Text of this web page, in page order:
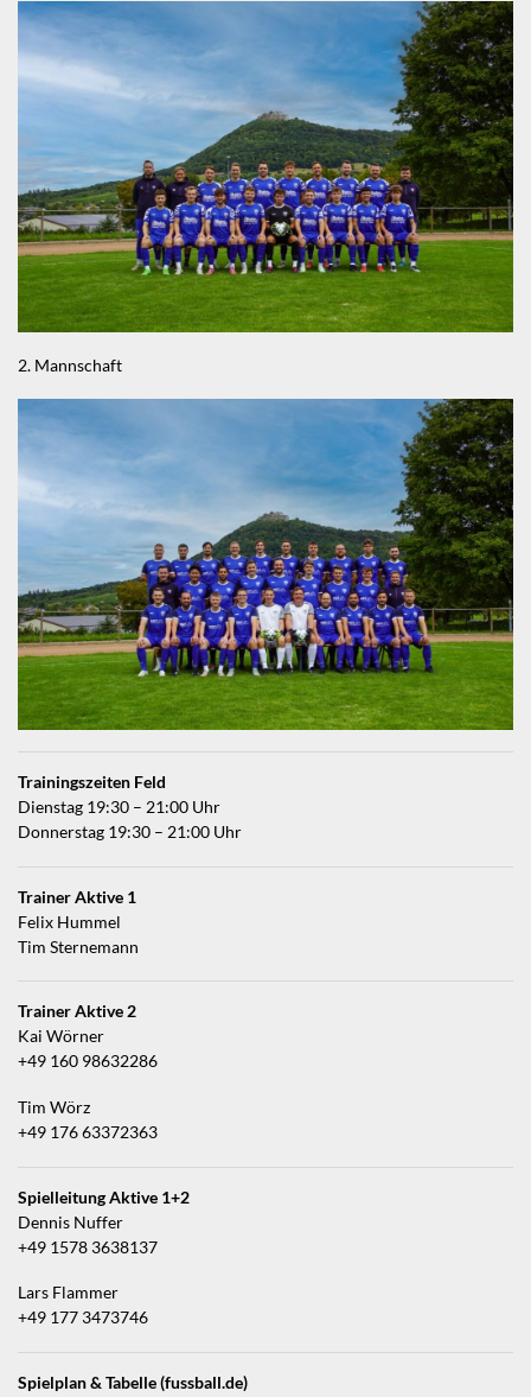
2. Mannschaft
Trainingszeiten Feld
Dienstag 19:30 – 21:00 Uhr
Donnerstag 19:30 – 21:00 Uhr
Trainer Aktive 1
Felix Hummel
Tim Sternemann
Trainer Aktive 2
Kai Wörner
+49 160 98632286
Tim Wörz
+49 176 63372363
Spielleitung Aktive 1+2
Dennis Nuffer
+49 1578 3638137
Lars Flammer
+49 177 3473746
Spielplan & Tabelle (fussball.de)